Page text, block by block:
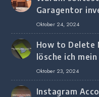
Garagentor
Oktober 24, 2024
How to Delete
lösche ich
Oktober 23, 2024
Instagram